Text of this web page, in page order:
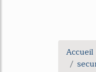
Accueil